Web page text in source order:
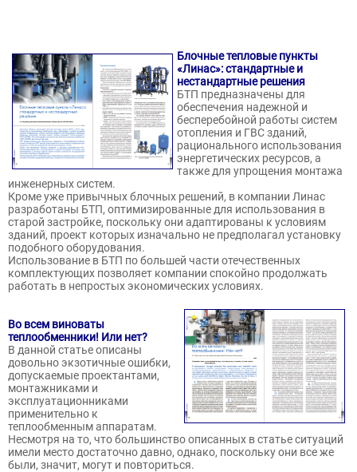
Блочные тепловые пункты
«Линас»: стандартные и
нестандартные решения
БТП предназначены для
обеспечения надежной и
бесперебойной работы систем
отопления и ГВС зданий,
рационального использования
энергетических ресурсов, а
также для упрощения монтажа
инженерных систем.
Кроме уже привычных блочных решений, в компании Линас
разработаны БТП, оптимизированные для использования в
старой застройке, поскольку они адаптированы к условиям
зданий, проект которых изначально не предполагал установку
подобного оборудования.
Использование в БТП по большей части отечественных
комплектующих позволяет компании спокойно продолжать
работать в непростых экономических условиях.
Во всем виноваты
теплообменники! Или нет?
В данной статье описаны
довольно экзотичные ошибки,
допускаемые проектантами,
монтажниками и
эксплуатационниками
применительно к
теплообменным аппаратам.
Несмотря на то, что большинство описанных в статье ситуаций
имели место достаточно давно, однако, поскольку они все же
были, значит, могут и повториться.